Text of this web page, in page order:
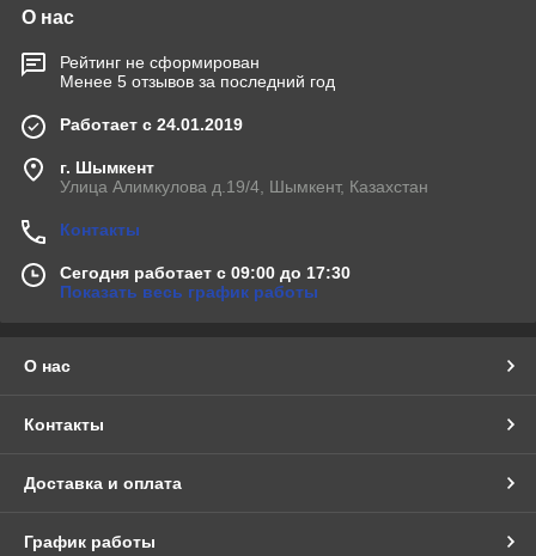
О нас
Рейтинг не сформирован
Менее 5 отзывов за последний год
Работает с 24.01.2019
г. Шымкент
Улица Алимкулова д.19/4, Шымкент, Казахстан
Контакты
Сегодня работает с 09:00 до 17:30
Показать весь график работы
О нас
Контакты
Доставка и оплата
График работы